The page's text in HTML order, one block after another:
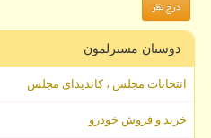
دوستان مسترلمون
انتخابات مجلس ، کاندیدای مجلس
خرید و فروش خودرو